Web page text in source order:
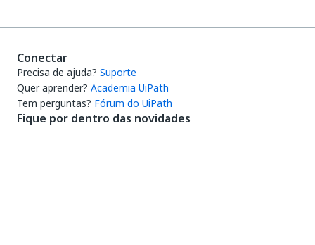
Conectar
Precisa de ajuda? Suporte
Quer aprender? Academia UiPath
Tem perguntas? Fórum do UiPath
Fique por dentro das novidades